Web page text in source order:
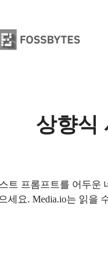
상향식
트 프롬프트를 어두운
세요. Media.io는 읽을